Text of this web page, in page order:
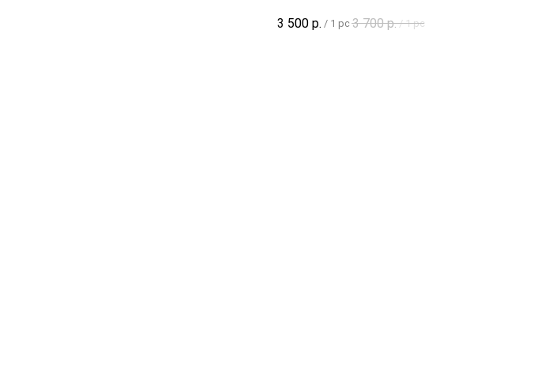
3 500 р. / 1 pc 3 700 р. / 1 pc